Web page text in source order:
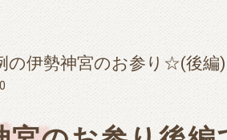
の伊勢神宮のお参り☆(後編)